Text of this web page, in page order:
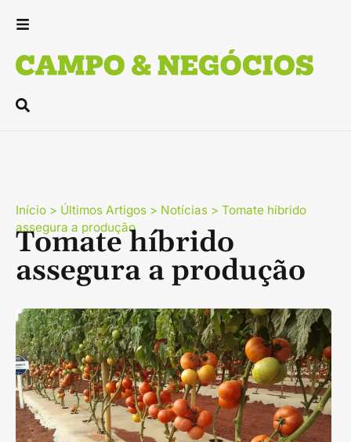
Início > Últimos Artigos > Notícias > Tomate híbrido
assegura a produção
Tomate híbrido
assegura a produção